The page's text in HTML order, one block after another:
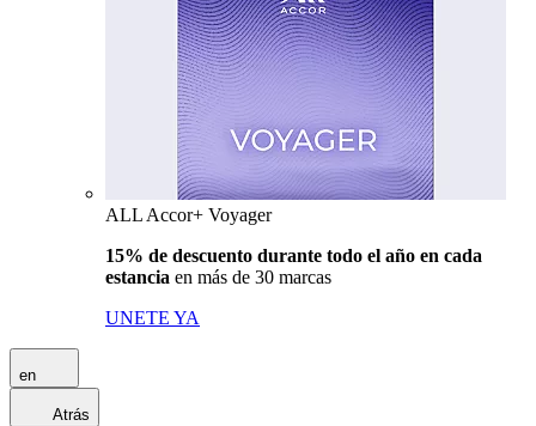
ALL Accor+ Voyager
15% de descuento durante todo el año en cada
estancia en más de 30 marcas
UNETE YA
en
Atrás